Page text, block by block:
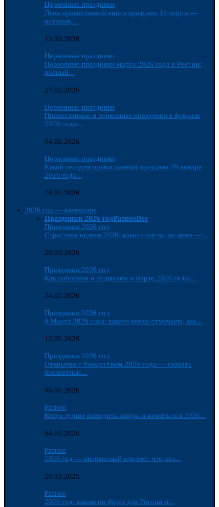
Церковные праздники
День православной книги праздник 14 марта —
история,...
13.03.2026
Церковные праздники
Церковные праздники марта 2026 года в России:
полный...
27.02.2026
Церковные праздники
Православные и церковные праздники в феврале
2026 года:...
04.02.2026
Церковные праздники
Какой сегодня православный праздник 29 января
2026 года...
28.01.2026
2026 год — календарь
Праздники 2026 годРазноеВсе
Праздники 2026 год
Страстная неделя 2026: какого числа, по дням —...
20.03.2026
Праздники 2026 год
Как работаем и отдыхаем в марте 2026 года:...
24.02.2026
Праздники 2026 год
8 Марта 2026 года: какого числа отмечаем, как...
12.02.2026
Праздники 2026 год
Открытки с Рождеством 2026 года — скачать
бесплатные...
06.01.2026
Разное
Когда лучше выходить замуж и жениться в 2026...
04.01.2026
Разное
2026 год — високосный или нет: что это...
28.12.2025
Разное
2026 год: каким он будет для России и...